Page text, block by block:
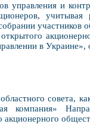
управления и
в Украине»,
совета,
компания»
акционерного